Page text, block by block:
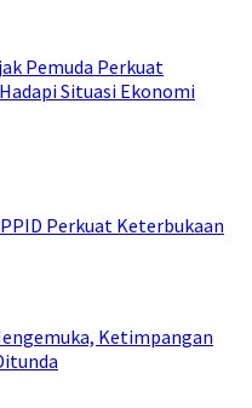
Pemuda Perkuat
Situasi Ekonomi
Perkuat Keterbukaan
Ketimpangan